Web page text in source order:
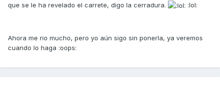
que se le ha revelado el carrete, digo la cerradura.
:lol:
Ahora me rio mucho, pero yo aún sigo sin ponerla, ya veremos
cuando lo haga :oops: